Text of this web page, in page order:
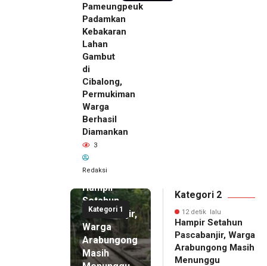
Pameungpeuk
Padamkan
Kebakaran
Lahan
Gambut
di
Cibalong,
Permukiman
Warga
Berhasil
Diamankan
3
Redaksi
Kategori 1
12 detik
Hampir
Setahun
Pascabanjir,
Warga
Arabungong
Masih
Kategori 2
12 detik lalu
Hampir Setahun
Pascabanjir, Warga
Arabungong Masih
Menunggu